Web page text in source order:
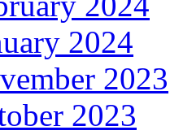
2024
2023
2023